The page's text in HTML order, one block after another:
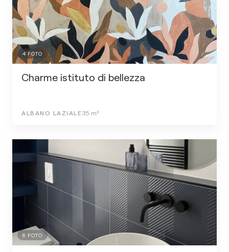
4 FOTO
Charme istituto di bellezza
ALBANO LAZIALE 35 m²
6 FOTO